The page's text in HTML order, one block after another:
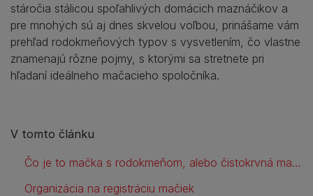
stáročia stálicou spoľahlivých domácich maznáčikov a
pre mnohých sú aj dnes skvelou voľbou, prinášame vám
prehľad rodokmeňových typov s vysvetlením, čo vlastne
znamenajú rôzne pojmy, s ktorými sa stretnete pri
hľadaní ideálneho mačacieho spoločníka.
V tomto článku
Čo je to mačka s rodokmeňom, alebo čistokrvná mačka?
Organizácia na registráciu mačiek